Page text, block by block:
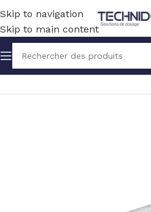
Skip to navigation
Skip to main content
Accueil TUYAUX ET RACCORDS